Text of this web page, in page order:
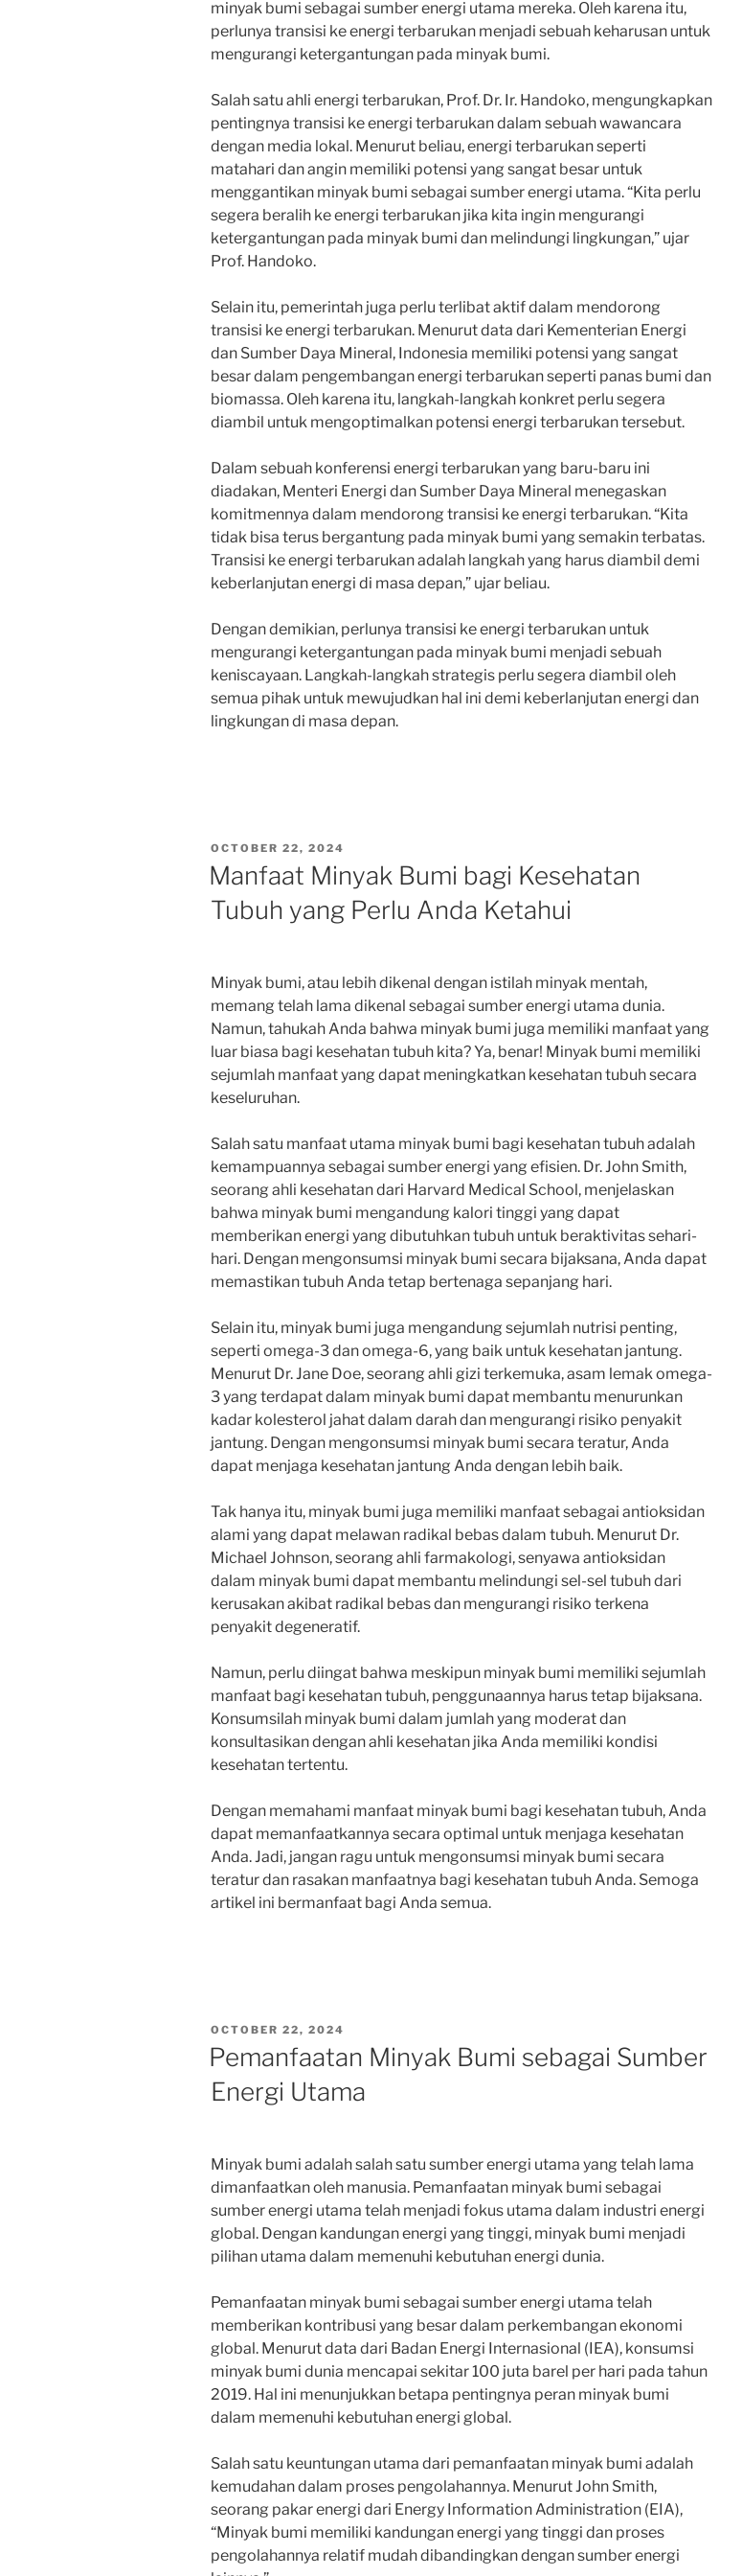
minyak bumi sebagai sumber energi utama mereka. Oleh karena itu,
perlunya transisi ke energi terbarukan menjadi sebuah keharusan untuk
mengurangi ketergantungan pada minyak bumi.
Salah satu ahli energi terbarukan, Prof. Dr. Ir. Handoko, mengungkapkan
pentingnya transisi ke energi terbarukan dalam sebuah wawancara
dengan media lokal. Menurut beliau, energi terbarukan seperti
matahari dan angin memiliki potensi yang sangat besar untuk
menggantikan minyak bumi sebagai sumber energi utama. “Kita perlu
segera beralih ke energi terbarukan jika kita ingin mengurangi
ketergantungan pada minyak bumi dan melindungi lingkungan,” ujar
Prof. Handoko.
Selain itu, pemerintah juga perlu terlibat aktif dalam mendorong
transisi ke energi terbarukan. Menurut data dari Kementerian Energi
dan Sumber Daya Mineral, Indonesia memiliki potensi yang sangat
besar dalam pengembangan energi terbarukan seperti panas bumi dan
biomassa. Oleh karena itu, langkah-langkah konkret perlu segera
diambil untuk mengoptimalkan potensi energi terbarukan tersebut.
Dalam sebuah konferensi energi terbarukan yang baru-baru ini
diadakan, Menteri Energi dan Sumber Daya Mineral menegaskan
komitmennya dalam mendorong transisi ke energi terbarukan. “Kita
tidak bisa terus bergantung pada minyak bumi yang semakin terbatas.
Transisi ke energi terbarukan adalah langkah yang harus diambil demi
keberlanjutan energi di masa depan,” ujar beliau.
Dengan demikian, perlunya transisi ke energi terbarukan untuk
mengurangi ketergantungan pada minyak bumi menjadi sebuah
keniscayaan. Langkah-langkah strategis perlu segera diambil oleh
semua pihak untuk mewujudkan hal ini demi keberlanjutan energi dan
lingkungan di masa depan.
POSTED
OCTOBER 22, 2024
Manfaat Minyak Bumi bagi Kesehatan
Tubuh yang Perlu Anda Ketahui
Minyak bumi, atau lebih dikenal dengan istilah minyak mentah,
memang telah lama dikenal sebagai sumber energi utama dunia.
Namun, tahukah Anda bahwa minyak bumi juga memiliki manfaat yang
luar biasa bagi kesehatan tubuh kita? Ya, benar! Minyak bumi memiliki
sejumlah manfaat yang dapat meningkatkan kesehatan tubuh secara
keseluruhan.
Salah satu manfaat utama minyak bumi bagi kesehatan tubuh adalah
kemampuannya sebagai sumber energi yang efisien. Dr. John Smith,
seorang ahli kesehatan dari Harvard Medical School, menjelaskan
bahwa minyak bumi mengandung kalori tinggi yang dapat
memberikan energi yang dibutuhkan tubuh untuk beraktivitas sehari-
hari. Dengan mengonsumsi minyak bumi secara bijaksana, Anda dapat
memastikan tubuh Anda tetap bertenaga sepanjang hari.
Selain itu, minyak bumi juga mengandung sejumlah nutrisi penting,
seperti omega-3 dan omega-6, yang baik untuk kesehatan jantung.
Menurut Dr. Jane Doe, seorang ahli gizi terkemuka, asam lemak omega-
3 yang terdapat dalam minyak bumi dapat membantu menurunkan
kadar kolesterol jahat dalam darah dan mengurangi risiko penyakit
jantung. Dengan mengonsumsi minyak bumi secara teratur, Anda
dapat menjaga kesehatan jantung Anda dengan lebih baik.
Tak hanya itu, minyak bumi juga memiliki manfaat sebagai antioksidan
alami yang dapat melawan radikal bebas dalam tubuh. Menurut Dr.
Michael Johnson, seorang ahli farmakologi, senyawa antioksidan
dalam minyak bumi dapat membantu melindungi sel-sel tubuh dari
kerusakan akibat radikal bebas dan mengurangi risiko terkena
penyakit degeneratif.
Namun, perlu diingat bahwa meskipun minyak bumi memiliki sejumlah
manfaat bagi kesehatan tubuh, penggunaannya harus tetap bijaksana.
Konsumsilah minyak bumi dalam jumlah yang moderat dan
konsultasikan dengan ahli kesehatan jika Anda memiliki kondisi
kesehatan tertentu.
Dengan memahami manfaat minyak bumi bagi kesehatan tubuh, Anda
dapat memanfaatkannya secara optimal untuk menjaga kesehatan
Anda. Jadi, jangan ragu untuk mengonsumsi minyak bumi secara
teratur dan rasakan manfaatnya bagi kesehatan tubuh Anda. Semoga
artikel ini bermanfaat bagi Anda semua.
POSTED
ON
OCTOBER 22, 2024
Pemanfaatan Minyak Bumi sebagai Sumber
Energi Utama
Minyak bumi adalah salah satu sumber energi utama yang telah lama
dimanfaatkan oleh manusia. Pemanfaatan minyak bumi sebagai
sumber energi utama telah menjadi fokus utama dalam industri energi
global. Dengan kandungan energi yang tinggi, minyak bumi menjadi
pilihan utama dalam memenuhi kebutuhan energi dunia.
Pemanfaatan minyak bumi sebagai sumber energi utama telah
memberikan kontribusi yang besar dalam perkembangan ekonomi
global. Menurut data dari Badan Energi Internasional (IEA), konsumsi
minyak bumi dunia mencapai sekitar 100 juta barel per hari pada tahun
2019. Hal ini menunjukkan betapa pentingnya peran minyak bumi
dalam memenuhi kebutuhan energi global.
Salah satu keuntungan utama dari pemanfaatan minyak bumi adalah
kemudahan dalam proses pengolahannya. Menurut John Smith,
seorang pakar energi dari Energy Information Administration (EIA),
“Minyak bumi memiliki kandungan energi yang tinggi dan proses
pengolahannya relatif mudah dibandingkan dengan sumber energi